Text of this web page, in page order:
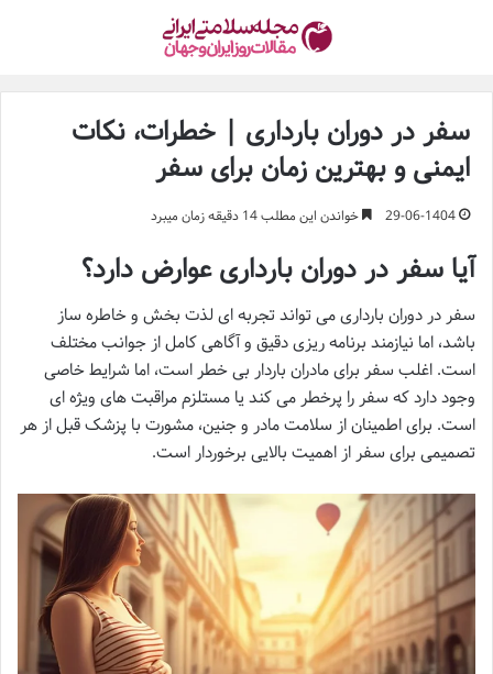
سفر در دوران بارداری | خطرات، نکات
ایمنی و بهترین زمان برای سفر
29-06-1404 خواندن این مطلب 14 دقیقه زمان میبرد
آیا سفر در دوران بارداری عوارض دارد؟
سفر در دوران بارداری می تواند تجربه ای لذت بخش و خاطره ساز
باشد، اما نیازمند برنامه ریزی دقیق و آگاهی کامل از جوانب مختلف
است. اغلب سفر برای مادران باردار بی خطر است، اما شرایط خاصی
وجود دارد که سفر را پرخطر می کند یا مستلزم مراقبت های ویژه ای
است. برای اطمینان از سلامت مادر و جنین، مشورت با پزشک قبل از هر
تصمیمی برای سفر از اهمیت بالایی برخوردار است.